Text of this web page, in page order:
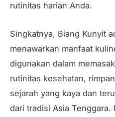
rutinitas harian Anda.
Singkatnya, Biang Kunyit
menawarkan manfaat
digunakan dalam
rutinitas kesehatan,
sejarah yang kaya dan
dari tradisi Asia Tenggara.